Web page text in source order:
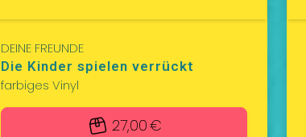
DEINE FREUNDE
Die Kinder spielen verrückt
farbiges Vinyl
27,00 €